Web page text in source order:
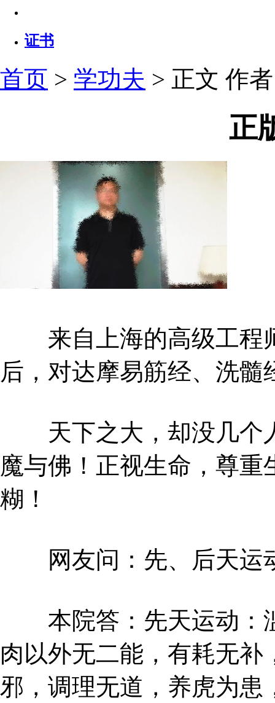
证书
首页 > 学功夫 > 正文 作
正
来自上海的高级工程
后，对达摩易筋经、洗
天下之大，却没几个
魔与佛！正视生命，尊
糊！
网友问：先、后天运
本院答：先天运动：
肉以外无二能，有耗无
邪，调理无道，养虎为患